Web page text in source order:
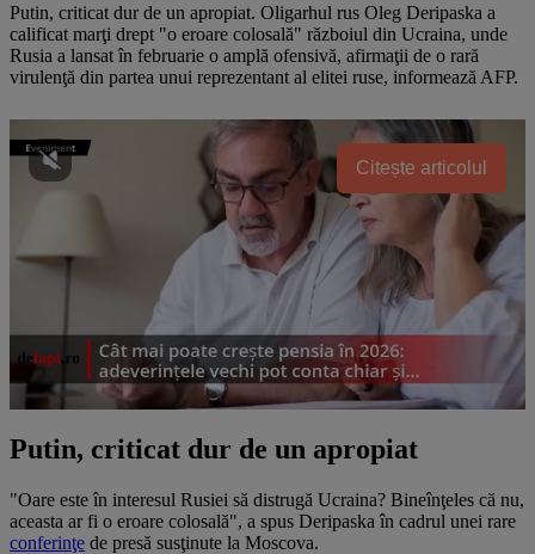
Putin, criticat dur de un apropiat. Oligarhul rus Oleg Deripaska a
calificat marţi drept "o eroare colosală" războiul din Ucraina, unde
Rusia a lansat în februarie o amplă ofensivă, afirmaţii de o rară
virulenţă din partea unui reprezentant al elitei ruse, informează AFP.
Citește articolul
Putin, criticat dur de un apropiat
"Oare este în interesul Rusiei să distrugă Ucraina? Bineînţeles că nu,
aceasta ar fi o eroare colosală", a spus Deripaska în cadrul unei rare
conferinţe de presă susţinute la Moscova.